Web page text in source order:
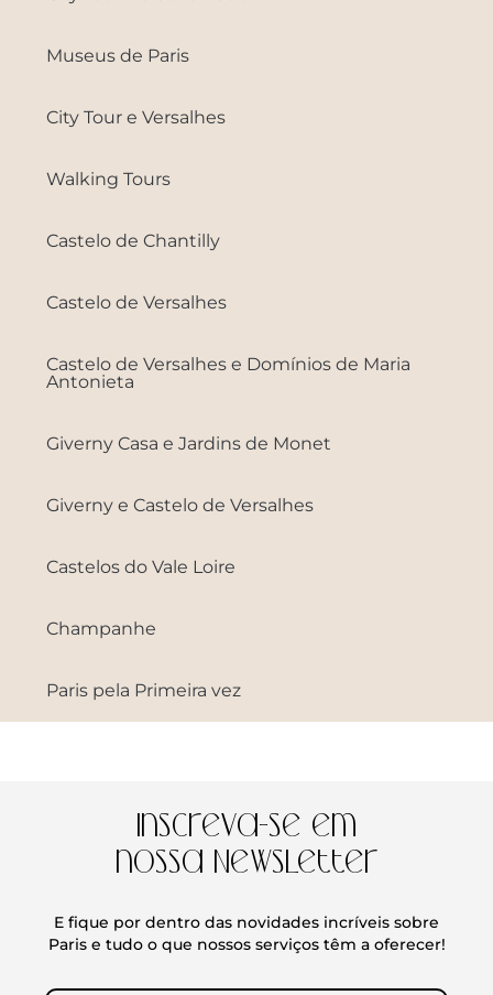
Museus de Paris
City Tour e Versalhes
Walking Tours
Castelo de Chantilly
Castelo de Versalhes
Castelo de Versalhes e Domínios de Maria
Antonieta
Giverny Casa e Jardins de Monet
Giverny e Castelo de Versalhes
Castelos do Vale Loire
Champanhe
Paris pela Primeira vez
Inscreva-se em
nossa Newsletter
E fique por dentro das novidades incríveis sobre
Paris e tudo o que nossos serviços têm a oferecer!